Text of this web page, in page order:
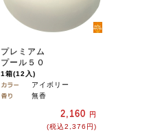
プレミアム
プール５０
1箱(12入)
アイボリー
無香
2,160
円
(税込2,376円)